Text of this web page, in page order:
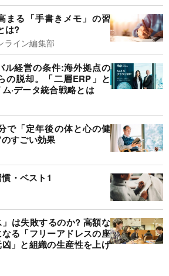
まる「手書きメモ」の習
は?
ライン編集部
ル経営の条件:海外拠点の
の脱却。「二層ERP」と
·データ統合戦略とは
で「定年後の体と心の健
すごい効果
・ベスト1
は失敗するのか? 高額な
る「フリーアドレスの座
」と組織の生産性を上げ